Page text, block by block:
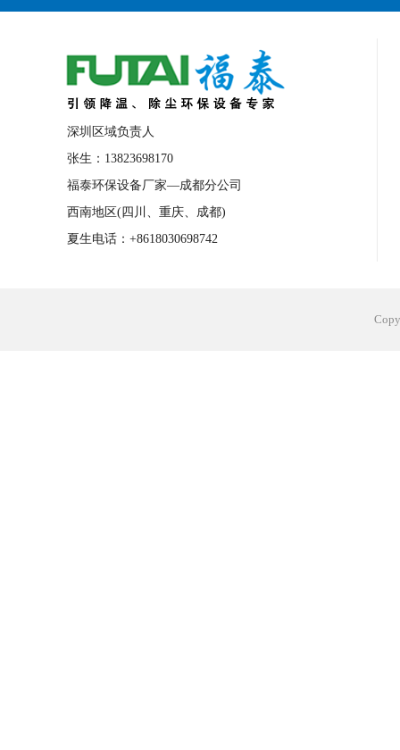
深圳区域负责人
张生：13823698170
福泰环保设备厂家—成都分公司
西南地区(四川、重庆、成都)
夏生电话：+8618030698742